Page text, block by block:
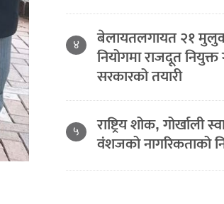
४ बेलायतलगायत २१
नियोगमा राजदूत नियुक्त
सरकारको तयारी
५ राष्ट्रिय शोक, गोर्खाली
वंशजको नागरिकताको